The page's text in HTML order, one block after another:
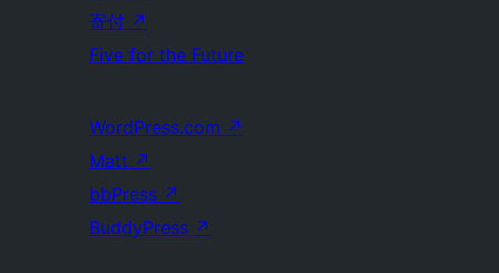
寄付 ↗
Five for the Future
WordPress.com ↗
Matt ↗
bbPress ↗
BuddyPress ↗